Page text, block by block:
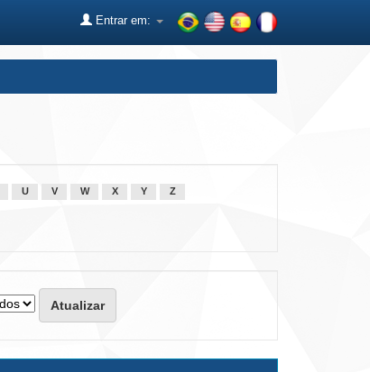
Entrar em:
U V W X Y Z